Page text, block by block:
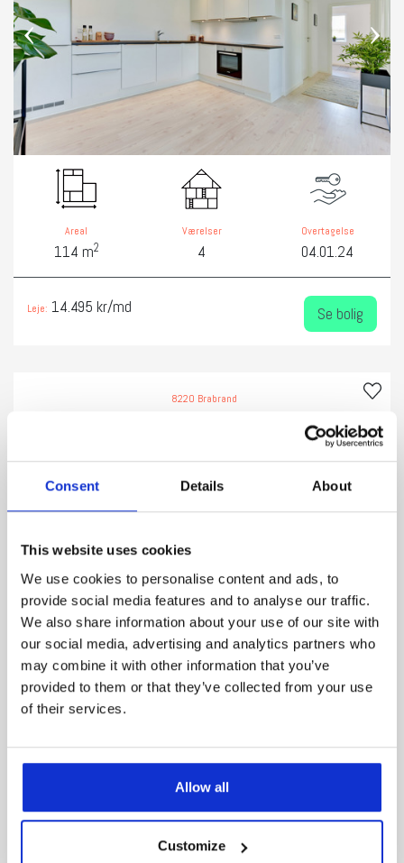
Consent Details About
This website uses cookies
We use cookies to personalise content and ads, to
provide social media features and to analyse our traffic.
We also share information about your use of our site with
our social media, advertising and analytics partners who
may combine it with other information that you’ve
provided to them or that they’ve collected from your use
of their services.
Allow all
Customize
‹ ›
Areal
114 m2
Værelser
4
Overtagelse
04.01.24
Leje: 14.495 kr/md Se bolig
8220 Brabrand
‹
Værelser